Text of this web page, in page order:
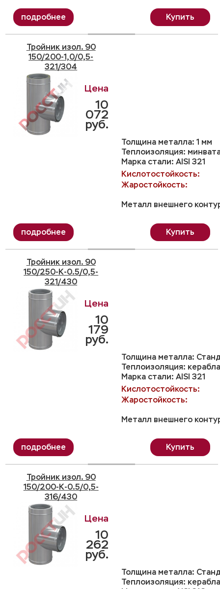
Купить
Тройник изол. 90
150/200-1,0/0,5-
321/304
Толщина металла: 1 мм
Теплоизоляция:
Марка стали: AISI 321
Кислотостойкость:
Жаростойкость:
Металл внешнего
10
072
руб.
Купить
Тройник изол. 90
150/250-K-0.5/0,5-
321/430
Толщина металла:
Теплоизоляция:
Марка стали: AISI 321
Кислотостойкость:
Жаростойкость:
Металл внешнего
10
179
руб.
Купить
Тройник изол. 90
150/200-K-0.5/0,5-
316/430
Толщина металла:
Теплоизоляция:
10
262
руб.